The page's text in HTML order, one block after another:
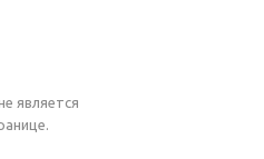
является